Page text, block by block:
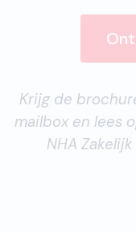
Krijg de
mailbox en lees
NHA